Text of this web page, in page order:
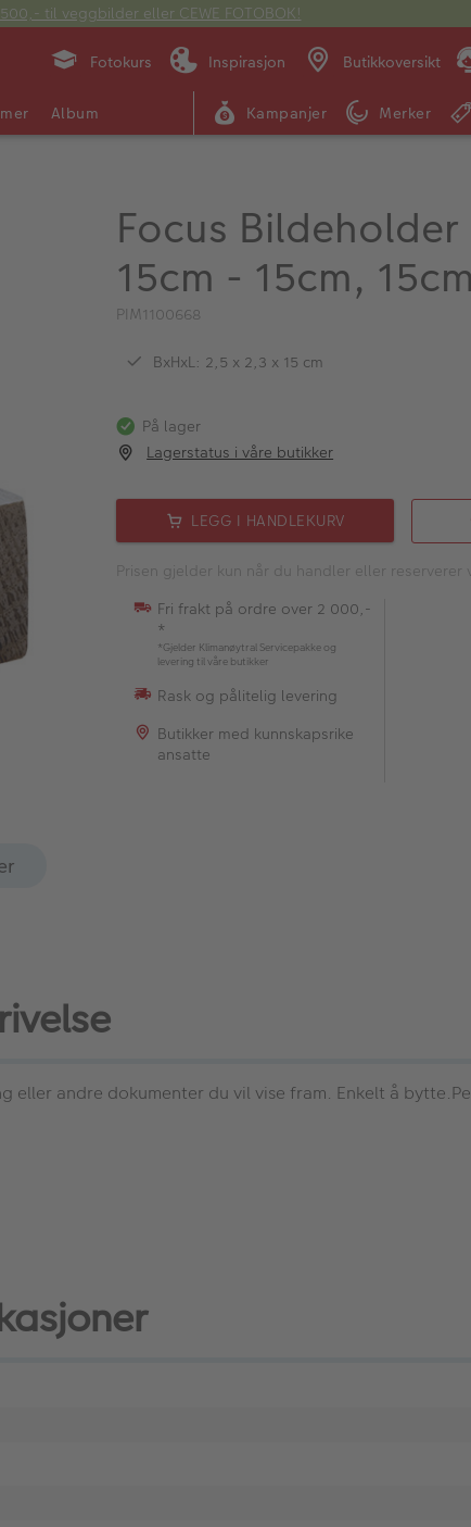
til veggbilder eller CEWE FOTOBOK!
Fotokurs Inspirasjon Butikkoversikt
Album Kampanjer Merker
Focus Bildeholder
15cm - 15cm, 15cm
PIM1100668
BxHxL: 2,5 x 2,3 x 15 cm
På lager
Lagerstatus i våre butikker
LEGG I HANDLEKURV
Prisen gjelder kun når du handler eller reserverer
Fri frakt på ordre over 2 000,-
*
*Gjelder Klimanøytral Servicepakke og
levering til våre butikker
Rask og pålitelig levering
Butikker med kunnskapsrike
ansatte
eller andre dokumenter du vil vise fram. Enkelt å